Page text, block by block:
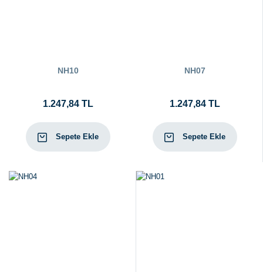
NH10
1.247,84 TL
Sepete Ekle
NH07
1.247,84 TL
Sepete Ekle